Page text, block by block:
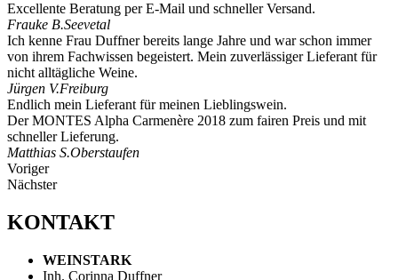
Excellente Beratung per E-Mail und schneller Versand.
Frauke B.Seevetal
Ich kenne Frau Duffner bereits lange Jahre und war schon immer
von ihrem Fachwissen begeistert. Mein zuverlässiger Lieferant für
nicht alltägliche Weine.
Jürgen V.Freiburg
Endlich mein Lieferant für meinen Lieblingswein.
Der MONTES Alpha Carmenère 2018 zum fairen Preis und mit
schneller Lieferung.
Matthias S.Oberstaufen
Voriger
Nächster
KONTAKT
WEINSTARK
Inh. Corinna Duffner